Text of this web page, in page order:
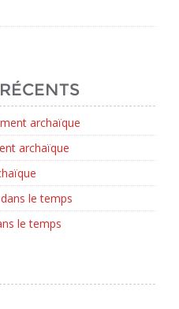
archaïque
archaïque
le temps
le temps